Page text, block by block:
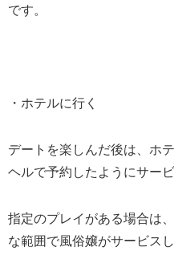
です。
・ホテルに行く
デートを楽しんだ後は、ホ
ヘルで予約したようにサー
指定のプレイがある場合は
な範囲で風俗嬢がサービス